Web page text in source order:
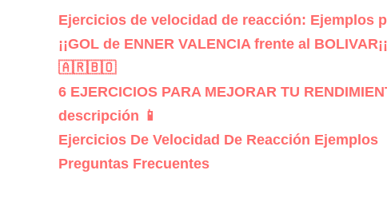
Ejercicios de velocidad de reacción: Ejemplos
¡¡GOL de ENNER VALENCIA frente al
🇦🇷🇧🇴
6 EJERCICIOS PARA MEJORAR TU
descripción 📱
Ejercicios De Velocidad De Reacción Ejemplos
Preguntas Frecuentes